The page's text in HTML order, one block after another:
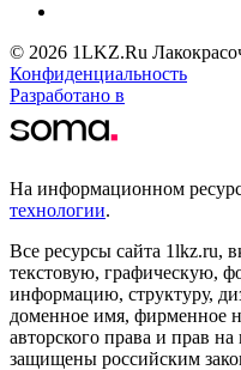
© 2026 1LKZ.Ru
Конфиденциальность
Разработано в
На информационном
технологии.
Все ресурсы сайта 1lkz.ru,
текстовую, графическую,
информацию, структуру,
доменное имя, фирменное
авторского права и прав
защищены российским